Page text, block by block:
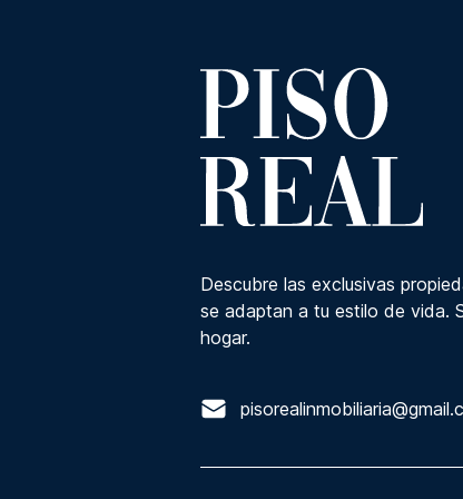
Descubre las exclusivas
se adaptan a tu estilo de vida.
hogar.